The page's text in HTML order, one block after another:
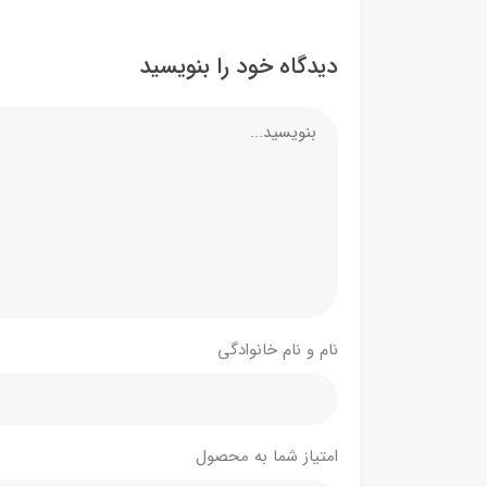
دیدگاه خود را بنویسید
نام و نام خانوادگی
امتیاز شما به محصول